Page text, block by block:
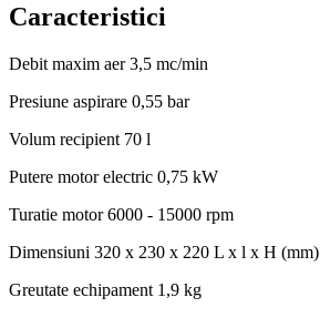
Caracteristici
Debit maxim aer3,5 mc/min
Presiune aspirare 0,55 bar
Volum recipient 70 l
Putere motor electric 0,75 kW
Turatie motor6000 - 15000 rpm
Dimensiuni 320 x 230 x 220 L x l x H (mm)
Greutate echipament 1,9 kg